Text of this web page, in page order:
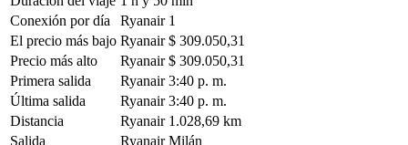
Conexión por día
Ryanair 1
El precio más bajo Ryanair $ 309.050,31
Precio más alto
Ryanair $ 309.050,31
Primera salida
Ryanair 3:40 p. m.
Última salida
Ryanair 3:40 p. m.
Distancia
Ryanair 1.028,69 km
Salida
Ryanair Milán